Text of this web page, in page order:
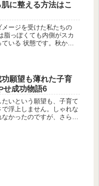
に整える方法はこ
メージを受けた私たちの
脂っぽくても内側がスカ
いる 状態です。秋から
すみ・毛穴の開き などの
お肌の手入れは、 とに
願望も薄れた子育
せ成功物語6
たいという願望も、子育て
で浮上しません。しゃれな
なかったのですが、さらに